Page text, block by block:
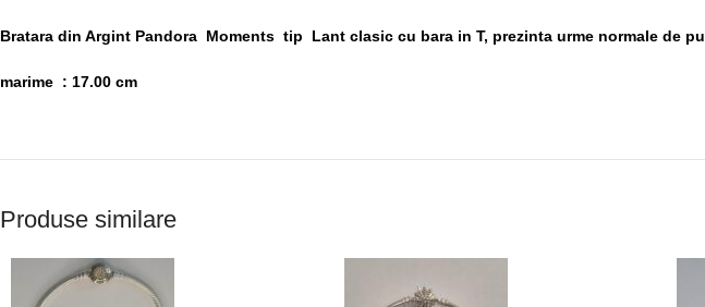
Bratara din Argint Pandora Moments tip Lant clasic cu bara in T, prezinta urme normale de
marime : 17.00 cm
Produse similare